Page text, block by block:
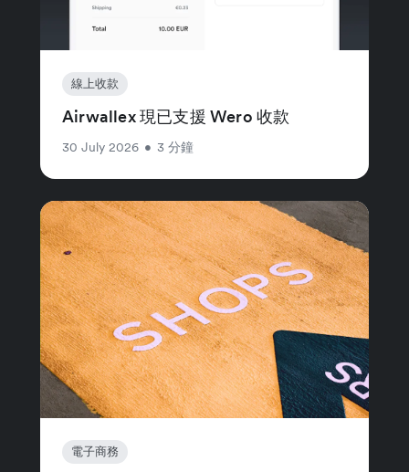
線上收款
Airwallex 現已支援 Wero 收款
30 July 2026 • 3 分鐘
電子商務